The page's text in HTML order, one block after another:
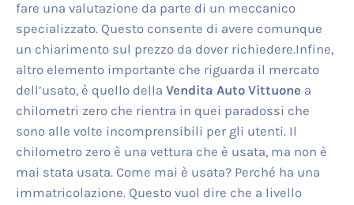
fare una valutazione da parte di un meccanico
specializzato. Questo consente di avere comunque
un chiarimento sul prezzo da dover richiedere.Infine,
altro elemento importante che riguarda il mercato
dell’usato, è quello della Vendita Auto Vittuone a
chilometri zero che rientra in quei paradossi che
sono alle volte incomprensibili per gli utenti. Il
chilometro zero è una vettura che è usata, ma non è
mai stata usata. Come mai è usata? Perché ha una
immatricolazione. Questo vuol dire che a livello